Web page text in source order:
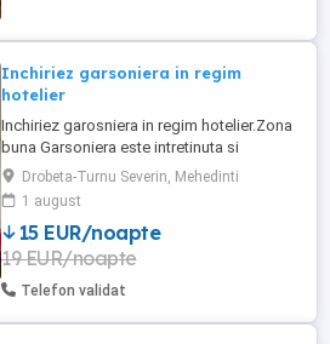
Inchiriez garsoniera in regim
hotelier
Inchiriez garosniera in regim hotelier.Zona
buna Garsoniera este intretinuta si
dispune de apa calda non-stop, frigider,
aragaz, masina de spalat si wifi gratuit.
Mai multe detalii la telefon. 2 ore-80Ron 3
ore-100Ron 24h-150Ron
Drobeta-Turnu Severin, Mehedinti
1 august
15 EUR/noapte
19 EUR/noapte
Telefon validat